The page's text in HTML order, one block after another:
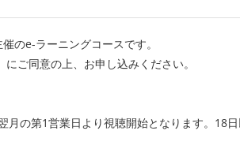
のe-ラーニングコースです。
」にご同意の上、お申し込みください。
月の第1営業日より視聴開始となります。18